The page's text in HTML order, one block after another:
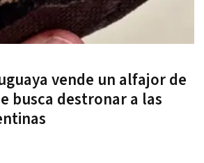
vende un alfajor de
busca destronar a las